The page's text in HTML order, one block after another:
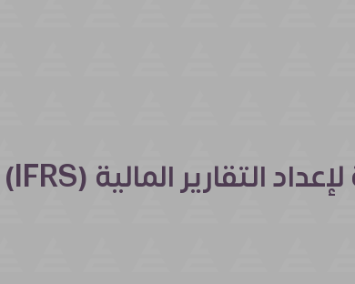
المعايير الدولية لإعداد التقارير المالية (IFRS)